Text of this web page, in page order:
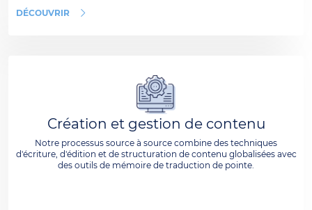
DÉCOUVRIR
Création et gestion de contenu
Notre processus source à source combine des techniques
d'écriture, d'édition et de structuration de contenu globalisées avec
des outils de mémoire de traduction de pointe.